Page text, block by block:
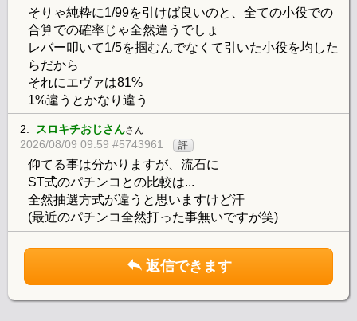
そりゃ純粋に1/99を引けば良いのと、全ての小役での
合算での確率じゃ全然違うでしょ
レバー叩いて1/5を掴むんでなくて引いた小役を均した
らだから
それにエヴァは81%
1%違うとかなり違う
2. スロキチおじさんさん
2026/08/09 09:59 #5743961 評
仰てる事は分かりますが、流石に
ST式のパチンコとの比較は...
全然抽選方式が違うと思いますけど汗
(最近のパチンコ全然打った事無いですが笑)
返信できます